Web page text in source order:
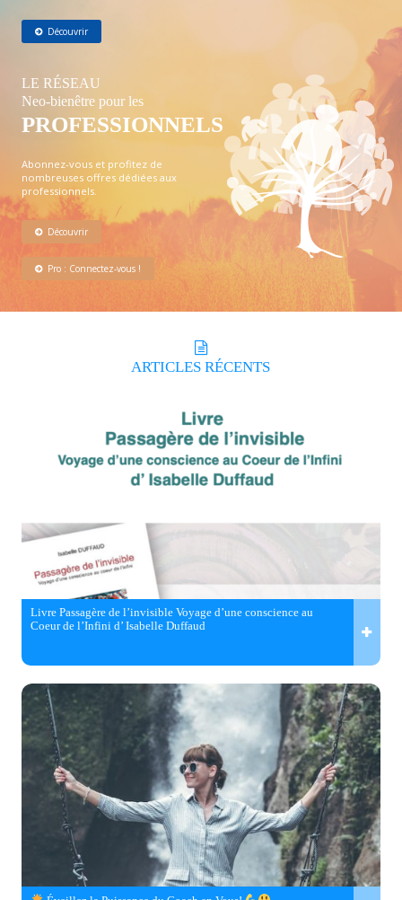
Découvrir
LE RÉSEAU
Neo-bienêtre pour les
PROFESSIONNELS
Abonnez-vous et profitez de
nombreuses offres dédiées aux
professionnels.
Découvrir
Pro : Connectez-vous !
ARTICLES RÉCENTS
Livre Passagère de l’invisible Voyage d’une conscience au
Coeur de l’Infini d’ Isabelle Duffaud